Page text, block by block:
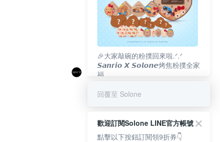
🎉大家敲碗的粉撲回來啦.ᐟ‪‪.ᐟ
𝙎𝙖𝙣𝙧𝙞𝙤 𝙓 𝙎𝙤𝙡𝙤𝙣𝙚烤焦粉撲全家
福
回覆至 Solone
歡迎訂閱Solone LINE官方帳號
點擊以下按鈕訂閱領9折券👇